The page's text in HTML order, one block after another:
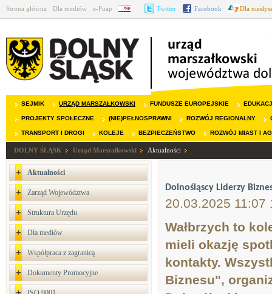
Strona główna Dla mediów e-Puap BIP Twitter Facebook Dla
SEJMIK URZĄD MARSZAŁKOWSKI FUNDUSZE EUROPEJSKIE
PROJEKTY SPOŁECZNE (NIE)PEŁNOSPRAWNI ROZWÓJ REGIONALNY
TRANSPORT I DROGI KOLEJE BEZPIECZEŃSTWO ROZWÓJ MIAST I
DOLNY ŚLĄSK Urząd Marszałkowski Aktualności
Aktualności
Zarząd Województwa
Struktura Urzędu
Dla mediów
Współpraca z zagranicą
Dokumenty Promocyjne
Dolnośląscy Liderzy
20.03.2025 11:07
Wałbrzych to
mieli okazję
kontakty.
Biznesu",